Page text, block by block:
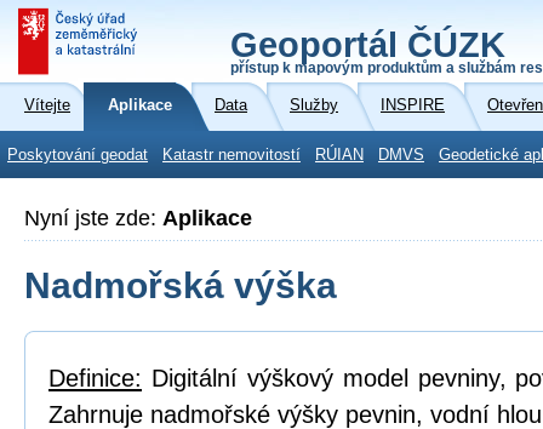
Geoportál ČÚZK
přístup k mapovým produktům a službám
Vítejte Aplikace Data Služby INSPIRE
Poskytování geodat Katastr nemovitostí RÚIAN DMVS Geodetické
Nyní jste zde: Aplikace
Nadmořská výška
Definice: Digitální výškový model pevniny,
Zahrnuje nadmořské výšky pevnin, vodní